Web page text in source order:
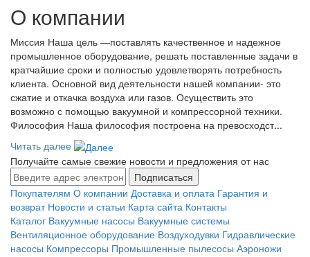
О компании
Миссия Наша цель ―поставлять качественное и надежное
промышленное оборудование, решать поставленные задачи в
кратчайшие сроки и полностью удовлетворять потребность
клиента. Основной вид деятельности нашей компании- это
сжатие и откачка воздуха или газов. Осуществить это
возможно с помощью вакуумной и компрессорной техники.
Философия Наша философия построена на превосходст...
Читать далее
Получайте самые свежие новости и предложения от нас
Подписаться
Покупателям О компании Доставка и оплата Гарантия и
возврат Новости и статьи Карта сайта Контакты
Каталог Вакуумные насосы Вакуумные системы
Вентиляционное оборудование Воздуходувки Гидравлические
насосы Компрессоры Промышленные пылесосы Аэроножи